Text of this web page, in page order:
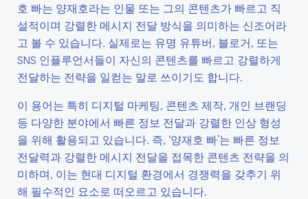
호 빠는 양재호라는 인물 또는 그의 콘텐츠가 빠르고 직
설적이며 강렬한 메시지 전달 방식을 의미하는 신조어라
고 볼 수 있습니다. 실제로는 유명 유튜버, 블로거, 또는
SNS 인플루언서들이 자신의 콘텐츠를 빠르고 강렬하게
전달하는 전략을 일컫는 말로 쓰이기도 합니다.
이 용어는 특히 디지털 마케팅, 콘텐츠 제작, 개인 브랜딩
등 다양한 분야에서 빠른 정보 전달과 강렬한 인상 형성
을 위해 활용되고 있습니다. 즉, ‘양재호 빠’는 빠른 정보
전달력과 강렬한 메시지 전달을 접목한 콘텐츠 전략을 의
미하며, 이는 현대 디지털 환경에서 경쟁력을 갖추기 위
해 필수적인 요소로 떠오르고 있습니다.